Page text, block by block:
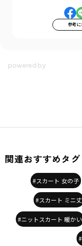
参考
関連おすすめタグ
#スカート 女の子
#スカート ミニ丈
#ニットスカート 暖かい